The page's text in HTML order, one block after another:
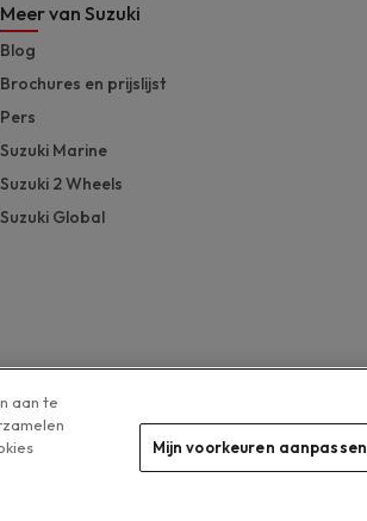
Meer van Suzuki
Blog
Brochures en prijslijst
Pers
Suzuki Marine
Suzuki 2 Wheels
Suzuki Global
menu
aan te
Mijn voorkeuren aanpassen